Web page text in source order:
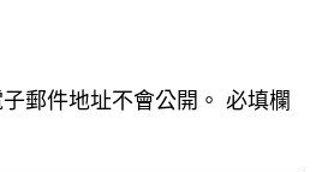
郵件地址不會公開。 必填欄